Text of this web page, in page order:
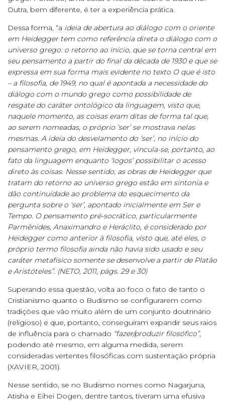
Outra, bem diferente, é ter a experiência prática.
Dessa forma, “a ideia de abertura ao diálogo com o oriente
em Heidegger tem como referência direta o diálogo com o
universo grego: o retorno ao início, que se torna central em
seu pensamento a partir do final da década de 1930 e que se
expressa em sua forma mais evidente no texto O que é isto
– a filosofia, de 1949, no qual é apontada a necessidade do
diálogo com o mundo grego como possibilidade de
resgate do caráter ontológico da linguagem, visto que,
naquele momento, as coisas eram ditas de forma tal que,
ao serem nomeadas, o próprio ‘ser’ se mostrava nelas
mesmas. A ideia do desvelamento do ‘ser’, no início do
pensamento grego, em Heidegger, vincula-se, portanto, ao
fato da linguagem enquanto ‘logos’ possibilitar o acesso
direto às coisas. Nesse sentido, as obras de Heidegger que
tratam do retorno ao universo grego estão em sintonia e
dão continuidade ao problema do esquecimento da
pergunta sobre o ‘ser’, apontado inicialmente em Ser e
Tempo. O pensamento pré-socrático, particularmente
Parmênides, Anaximandro e Heráclito, é considerado por
Heidegger como anterior à filosofia, visto que, até eles, o
próprio termo filosofia ainda não havia sido usado e seu
caráter metafísico somente se desenvolve a partir de Platão
e Aristóteles”. (NETO, 2011, págs. 29 e 30)
Superando essa questão, volta ao foco o fato de tanto o
Cristianismo quanto o Budismo se configurarem como
tradições que vão muito além de um conjunto doutrinário
(religioso) e que, portanto, conseguiram expandir seus raios
de influência para o chamado “fazer/produzir filosófico”,
podendo até mesmo, em alguma medida, serem
consideradas vertentes filosóficas com sustentação própria
(XAVIER, 2001).
Nesse sentido, se no Budismo nomes como Nagarjuna,
Atisha e Eihei Dogen, dentre tantos, tiveram uma efusiva